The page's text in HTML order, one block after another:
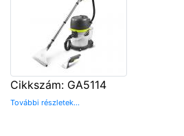
Cikkszám: GA5114
További részletek...